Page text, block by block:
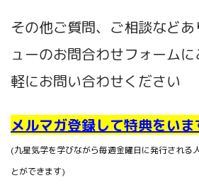
その他ご質問、ご相談など
ューのお問合わせフォーム
軽にお問い合わせください
メルマガ登録して特典をい
(九星気学を学びながら毎週金曜日に発行される
とができます)